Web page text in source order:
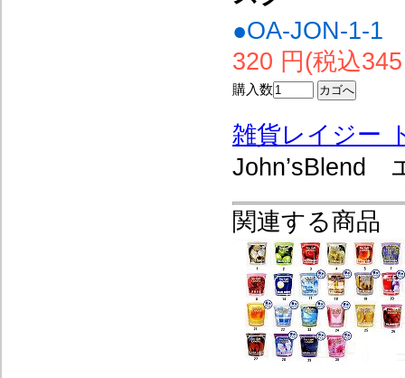
●OA-JON-1-1
320 円(税込
購入数
雑貨レイジー
John’sBlend
関連する商品